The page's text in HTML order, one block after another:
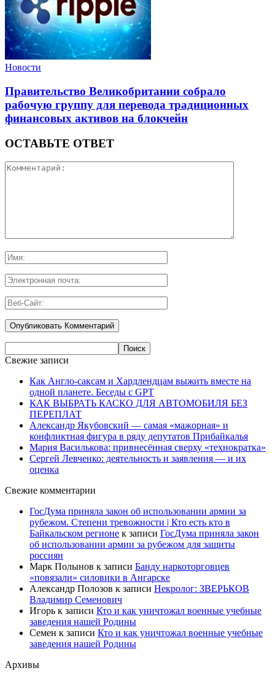
Новости
Правительство Великобритании собрало
рабочую группу для перевода традиционных
финансовых активов на блокчейн
ОСТАВЬТЕ ОТВЕТ
Свежие записи
Как Англо-саксам и Хардлендцам выжить вместе на
одной планете. Беседы с GPT
КАК ВЫБРАТЬ КАСКО ДЛЯ АВТОМОБИЛЯ БЕЗ
ПЕРЕПЛАТ
Александр Якубовский — самая «мажорная» и
конфликтная фигура в ряду депутатов Прибайкалья
Мария Василькова: привнесённая сверху «технократка»
Сергей Левченко: деятельность и заявления — и их
оценка
Свежие комментарии
ГосДума приняла закон об использовании армии за
рубежом. Степени тревожности | Кто есть кто в
Байкальском регионе к записи ГосДума приняла закон
об использовании армии за рубежом для защиты
россиян
Марк Полынов к записи Банду наркоторговцев
«повязали» силовики в Ангарске
Александр Полозов к записи Некролог: ЗВЕРЬКОВ
Владимир Семенович
Игорь к записи Кто и как уничтожал военные учебные
заведения нашей Родины
Семен к записи Кто и как уничтожал военные учебные
заведения нашей Родины
Архивы